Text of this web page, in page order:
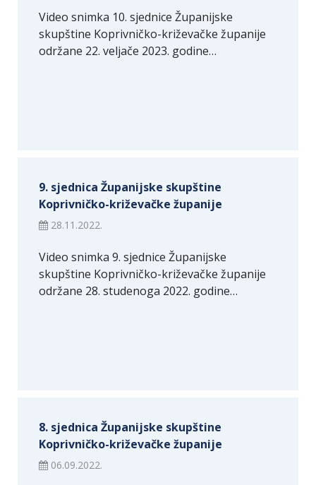
Video snimka 10. sjednice Županijske
skupštine Koprivničko-križevačke županije
održane 22. veljače 2023. godine…
9. sjednica Županijske skupštine
Koprivničko-križevačke županije
28.11.2022.
Video snimka 9. sjednice Županijske
skupštine Koprivničko-križevačke županije
održane 28. studenoga 2022. godine…
8. sjednica Županijske skupštine
Koprivničko-križevačke županije
06.09.2022.